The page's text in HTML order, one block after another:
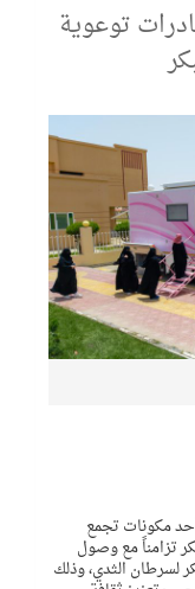
توعوية
مكونات تجمع
تزامناً مع وصول
لسرطان الثدي، وذلك